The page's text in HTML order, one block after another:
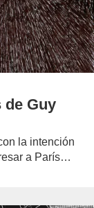
Guy
la intención
a París…